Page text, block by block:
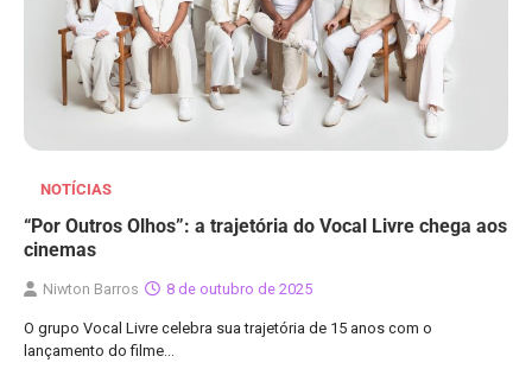
NOTÍCIAS
“Por Outros Olhos”: a trajetória do Vocal Livre chega aos
cinemas
Niwton Barros 8 de outubro de 2025
O grupo Vocal Livre celebra sua trajetória de 15 anos com o
lançamento do filme…